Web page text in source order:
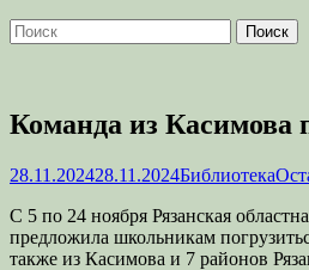
Поиск
Найти:
Команда из Касимова
Опубликовано
28.11.202428.11.2024Автор
Библиотека
С 5 по 24 ноября Рязанская
предложила школьникам
также из Касимова и 7 районов